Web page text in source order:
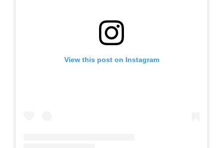
View this post on Instagram